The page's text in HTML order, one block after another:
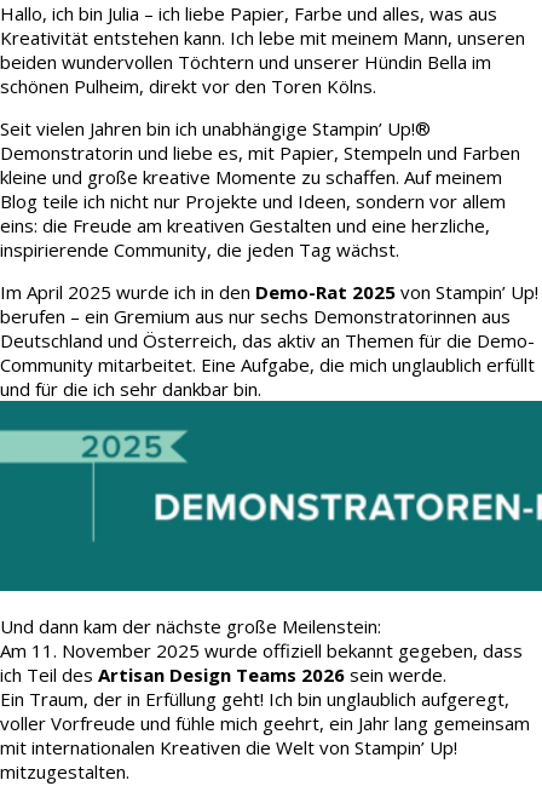
Hallo, ich bin Julia – ich liebe Papier, Farbe und alles, was aus
Kreativität entstehen kann. Ich lebe mit meinem Mann, unseren
beiden wundervollen Töchtern und unserer Hündin Bella im
schönen Pulheim, direkt vor den Toren Kölns.
Seit vielen Jahren bin ich unabhängige Stampin’ Up!®
Demonstratorin und liebe es, mit Papier, Stempeln und Farben
kleine und große kreative Momente zu schaffen. Auf meinem
Blog teile ich nicht nur Projekte und Ideen, sondern vor allem
eins: die Freude am kreativen Gestalten und eine herzliche,
inspirierende Community, die jeden Tag wächst.
Im April 2025 wurde ich in den Demo-Rat 2025 von Stampin’ Up!
berufen – ein Gremium aus nur sechs Demonstratorinnen aus
Deutschland und Österreich, das aktiv an Themen für die Demo-
Community mitarbeitet. Eine Aufgabe, die mich unglaublich erfüllt
und für die ich sehr dankbar bin.
Und dann kam der nächste große Meilenstein:
Am 11. November 2025 wurde offiziell bekannt gegeben, dass
ich Teil des Artisan Design Teams 2026 sein werde.
Ein Traum, der in Erfüllung geht! Ich bin unglaublich aufgeregt,
voller Vorfreude und fühle mich geehrt, ein Jahr lang gemeinsam
mit internationalen Kreativen die Welt von Stampin’ Up!
mitzugestalten.